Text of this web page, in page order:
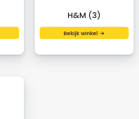
H&M (3)
Bekijk winkel →